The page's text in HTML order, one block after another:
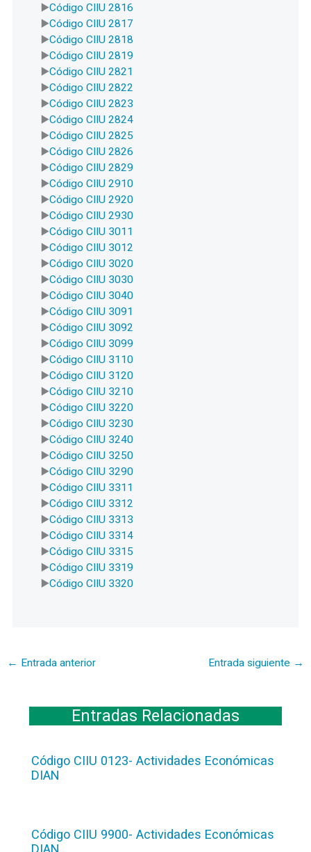
Código CIIU 2816
Código CIIU 2817
Código CIIU 2818
Código CIIU 2819
Código CIIU 2821
Código CIIU 2822
Código CIIU 2823
Código CIIU 2824
Código CIIU 2825
Código CIIU 2826
Código CIIU 2829
Código CIIU 2910
Código CIIU 2920
Código CIIU 2930
Código CIIU 3011
Código CIIU 3012
Código CIIU 3020
Código CIIU 3030
Código CIIU 3040
Código CIIU 3091
Código CIIU 3092
Código CIIU 3099
Código CIIU 3110
Código CIIU 3120
Código CIIU 3210
Código CIIU 3220
Código CIIU 3230
Código CIIU 3240
Código CIIU 3250
Código CIIU 3290
Código CIIU 3311
Código CIIU 3312
Código CIIU 3313
Código CIIU 3314
Código CIIU 3315
Código CIIU 3319
Código CIIU 3320
← Entrada anterior Entrada siguiente →
Entradas Relacionadas
Código CIIU 0123- Actividades Económicas
DIAN
Código CIIU 9900- Actividades Económicas
DIAN